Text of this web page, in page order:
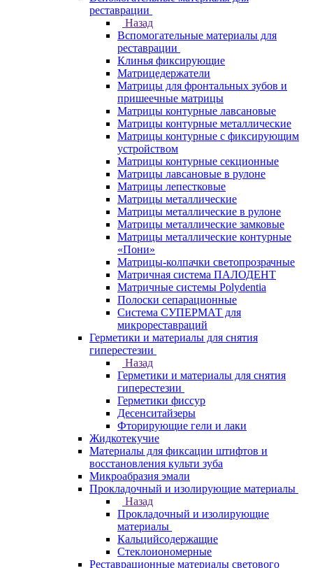
реставрации
Назад
Вспомогательные материалы для
реставрации
Клинья фиксирующие
Матрицедержатели
Матрицы для фронтальных зубов и
пришеечные матрицы
Матрицы контурные лавсановые
Матрицы контурные металлические
Матрицы контурные с фиксирующим
устройством
Матрицы контурные секционные
Матрицы лавсановые в рулоне
Матрицы лепестковые
Матрицы металлические
Матрицы металлические в рулоне
Матрицы металлические замковые
Матрицы металлические контурные
«Пони»
Матрицы-колпачки светопрозрачные
Матричная система ПАЛОДЕНТ
Матричные системы Polydentia
Полоски сепарационные
Система СУПЕРМАТ для
микрореставраций
Герметики и материалы для снятия
гиперестезии
Назад
Герметики и материалы для снятия
гиперестезии
Герметики фиссур
Десенситайзеры
Фторирующие гели и лаки
Жидкотекучие
Материалы для фиксации штифтов и
восстановления культи зуба
Микроабразия эмали
Прокладочный и изолирующие материалы
Назад
Прокладочный и изолирующие
материалы
Кальцийсодержащие
Стеклоиономерные
Реставрационные материалы светового